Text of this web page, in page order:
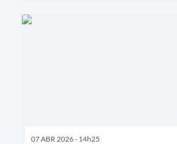
07 ABR 2026 - 14h25